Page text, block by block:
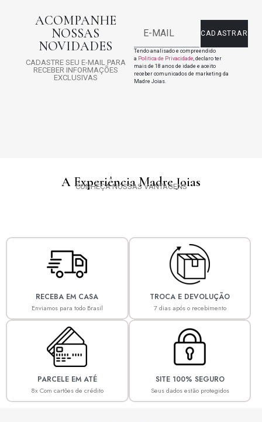
ACOMPANHE
NOSSAS
NOVIDADES
CADASTRE SEU E-MAIL PARA
RECEBER INFORMAÇÕES
EXCLUSIVAS
CADASTRAR
Tendo analisado e compreendido
a Politica de Privacidade , declaro ter
mais de 18 anos de idade e aceito
receber comunicados de marketing da
Madre Joias.
A Experiência Madre Joias
CONHEÇA NOSSAS VANTAGENS
RECEBA EM CASA
Enviamos para todo Brasil
TROCA E DEVOLUÇÃO
7 dias após o recebimento
PARCELE EM ATÉ
8x Com cartões de crédito
SITE 100% SEGURO
Seus dados estão protegidos